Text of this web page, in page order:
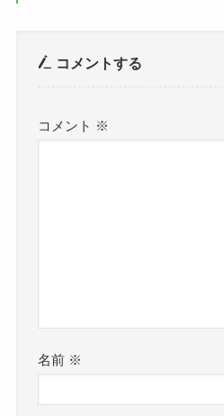
コメントする
コメント ※
名前 ※